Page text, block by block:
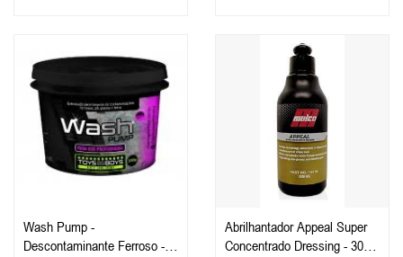
Wash Pump -
Descontaminante Ferroso -
Abrilhantador Appeal Super
Concentrado Dressing - 300